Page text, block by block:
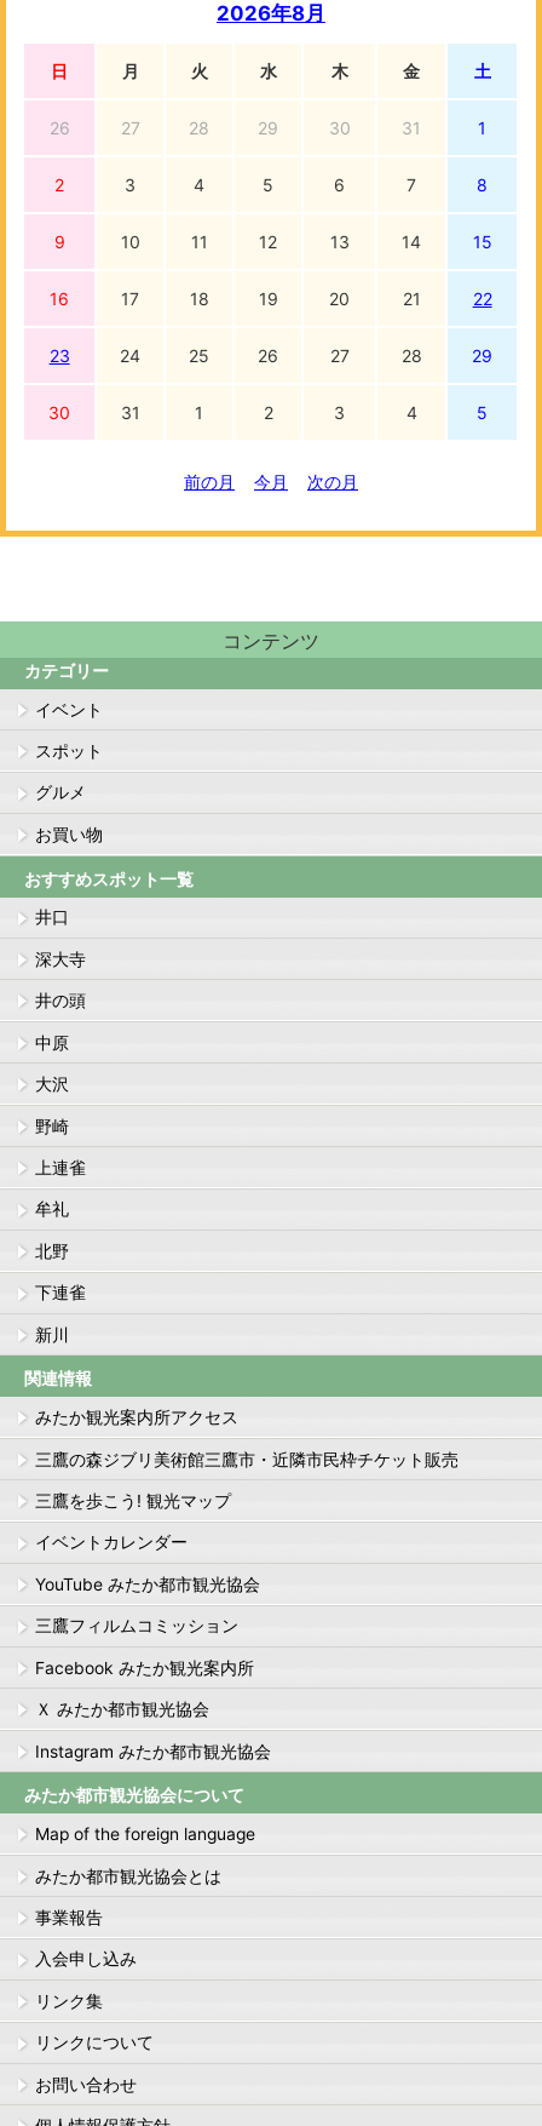
2026年8月
日 月 火 水 木 金 土
26 27 28 29 30 31 1
2 3 4 5 6 7 8
9 10 11 12 13 14 15
16 17 18 19 20 21 22
23 24 25 26 27 28 29
30 31 1 2 3 4 5
前の月 今月 次の月
コンテンツ
カテゴリー
イベント
スポット
グルメ
お買い物
おすすめスポット一覧
井口
深大寺
井の頭
中原
大沢
野崎
上連雀
牟礼
北野
下連雀
新川
関連情報
みたか観光案内所アクセス
三鷹の森ジブリ美術館三鷹市・近隣市民枠チケット販売
三鷹を歩こう! 観光マップ
イベントカレンダー
YouTube みたか都市観光協会
三鷹フィルムコミッション
Facebook みたか観光案内所
Ｘ みたか都市観光協会
Instagram みたか都市観光協会
みたか都市観光協会について
Map of the foreign language
みたか都市観光協会とは
事業報告
入会申し込み
リンク集
リンクについて
お問い合わせ